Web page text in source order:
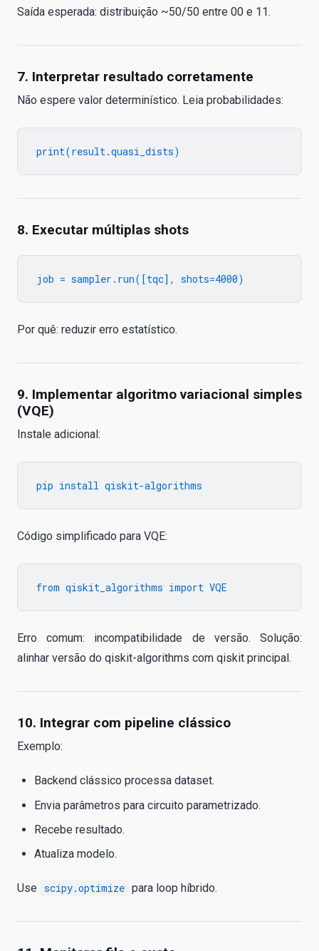
Saída esperada: distribuição ~50/50 entre 00 e 11.
7. Interpretar resultado corretamente
Não espere valor determinístico. Leia probabilidades:
8. Executar múltiplas shots
Por quê: reduzir erro estatístico.
9. Implementar algoritmo variacional simples
(VQE)
Instale adicional:
Código simplificado para VQE:
Erro comum: incompatibilidade de versão. Solução:
alinhar versão do qiskit-algorithms com qiskit principal.
10. Integrar com pipeline clássico
Exemplo:
Backend clássico processa dataset.
Envia parâmetros para circuito parametrizado.
Recebe resultado.
Atualiza modelo.
Use scipy.optimize para loop híbrido.